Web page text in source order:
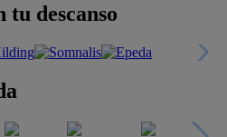
tu descanso